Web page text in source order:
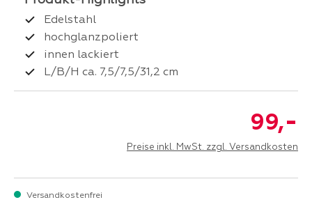
Edelstahl
hochglanzpoliert
innen lackiert
L/B/H ca. 7,5/7,5/31,2 cm
99,-
Preise inkl. MwSt. zzgl. Versandkosten
Versandkostenfrei